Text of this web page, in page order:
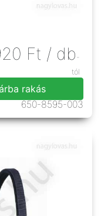
Ft / db -
tól
rakás
650-8595-003